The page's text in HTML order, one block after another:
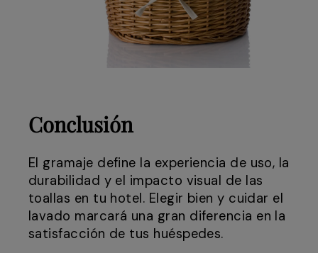
Conclusión
El gramaje define la experiencia de uso, la
durabilidad y el impacto visual de las
toallas en tu hotel. Elegir bien y cuidar el
lavado marcará una gran diferencia en la
satisfacción de tus huéspedes.